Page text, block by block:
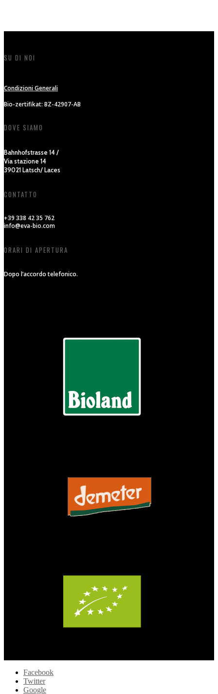
SU DI NOI
Condizioni Generali
Bio-zertifikat: BZ-42907-AB
DOVE SIAMO
Bahnhofstrasse 14 /
Via stazione 14
39021 Latsch/ Laces
CONTATTO
+39 338 42 35 762
info@eva-bio.com
ORARI DI APERTURA
Dopo l’accordo telefonico.
Facebook
Twitter
Google